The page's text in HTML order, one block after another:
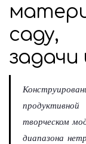
творческом
диапазона